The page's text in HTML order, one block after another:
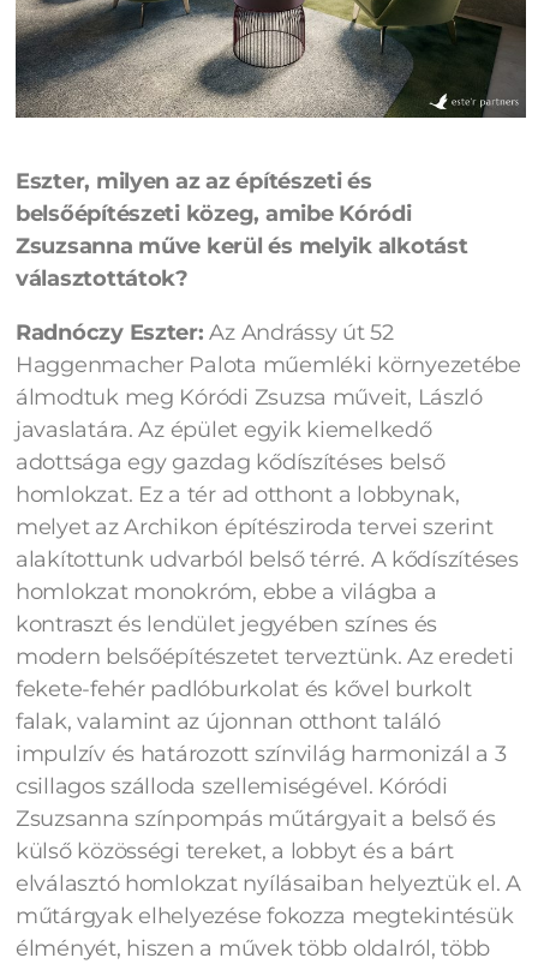
Eszter, milyen az az építészeti és
belsőépítészeti közeg, amibe Kóródi
Zsuzsanna műve kerül és melyik alkotást
választottátok?
Radnóczy Eszter: Az Andrássy út 52
Haggenmacher Palota műemléki környezetébe
álmodtuk meg Kóródi Zsuzsa műveit, László
javaslatára. Az épület egyik kiemelkedő
adottsága egy gazdag kődíszítéses belső
homlokzat. Ez a tér ad otthont a lobbynak,
melyet az Archikon építésziroda tervei szerint
alakítottunk udvarból belső térré. A kődíszítéses
homlokzat monokróm, ebbe a világba a
kontraszt és lendület jegyében színes és
modern belsőépítészetet terveztünk. Az eredeti
fekete-fehér padlóburkolat és kővel burkolt
falak, valamint az újonnan otthont találó
impulzív és határozott színvilág harmonizál a 3
csillagos szálloda szellemiségével. Kóródi
Zsuzsanna színpompás műtárgyait a belső és
külső közösségi tereket, a lobbyt és a bárt
elválasztó homlokzat nyílásaiban helyeztük el. A
műtárgyak elhelyezése fokozza megtekintésük
élményét, hiszen a művek több oldalról, több